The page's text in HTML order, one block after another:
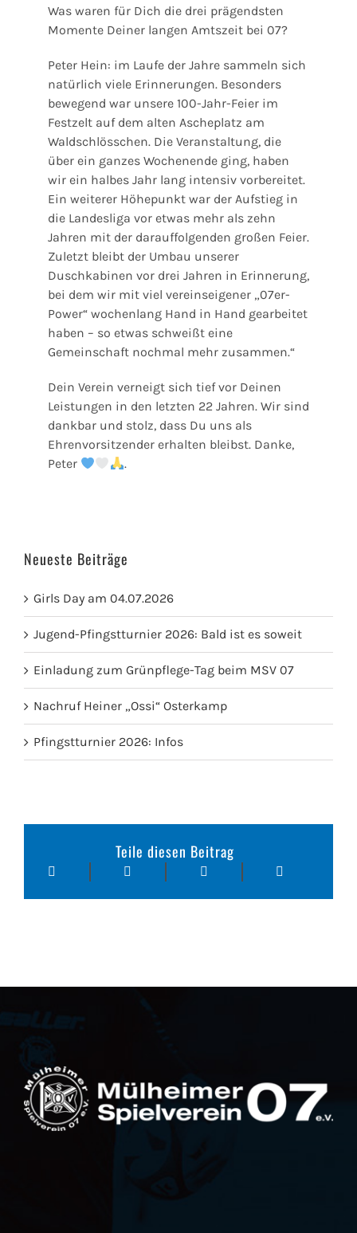
Was waren für Dich die drei prägendsten
Momente Deiner langen Amtszeit bei 07?
Peter Hein: im Laufe der Jahre sammeln sich
natürlich viele Erinnerungen. Besonders
bewegend war unsere 100-Jahr-Feier im
Festzelt auf dem alten Ascheplatz am
Waldschlösschen. Die Veranstaltung, die
über ein ganzes Wochenende ging, haben
wir ein halbes Jahr lang intensiv vorbereitet.
Ein weiterer Höhepunkt war der Aufstieg in
die Landesliga vor etwas mehr als zehn
Jahren mit der darauffolgenden großen Feier.
Zuletzt bleibt der Umbau unserer
Duschkabinen vor drei Jahren in Erinnerung,
bei dem wir mit viel vereinseigener „07er-
Power“ wochenlang Hand in Hand gearbeitet
haben – so etwas schweißt eine
Gemeinschaft nochmal mehr zusammen.“
Dein Verein verneigt sich tief vor Deinen
Leistungen in den letzten 22 Jahren. Wir sind
dankbar und stolz, dass Du uns als
Ehrenvorsitzender erhalten bleibst. Danke,
Peter
.
Neueste Beiträge
Girls Day am 04.07.2026
Jugend-Pfingstturnier 2026: Bald ist es soweit
Einladung zum Grünpflege-Tag beim MSV 07
Nachruf Heiner „Ossi“ Osterkamp
Pfingstturnier 2026: Infos
Teile diesen Beitrag